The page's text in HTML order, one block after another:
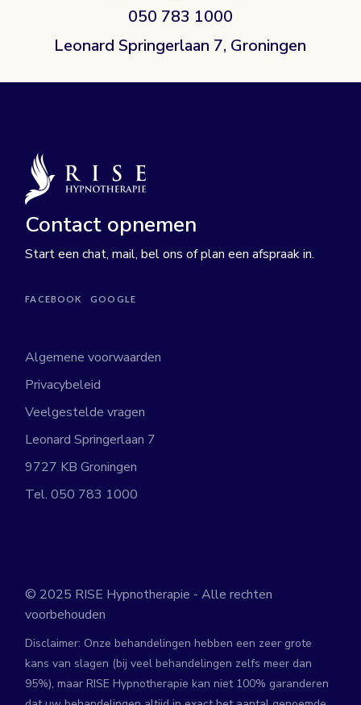
050 783 1000
Leonard Springerlaan 7, Groningen
Contact opnemen
Start een chat, mail, bel ons of plan een afspraak in.
FACEBOOK GOOGLE
Algemene voorwaarden
Privacybeleid
Veelgestelde vragen
Leonard Springerlaan 7
9727 KB Groningen
Tel.050 783 1000
© 2025 RISE Hypnotherapie - Alle rechten
voorbehouden
Disclaimer: Onze behandelingen hebben een zeer grote
kans van slagen (bij veel behandelingen zelfs meer dan
95%), maar RISE Hypnotherapie kan niet 100% garanderen